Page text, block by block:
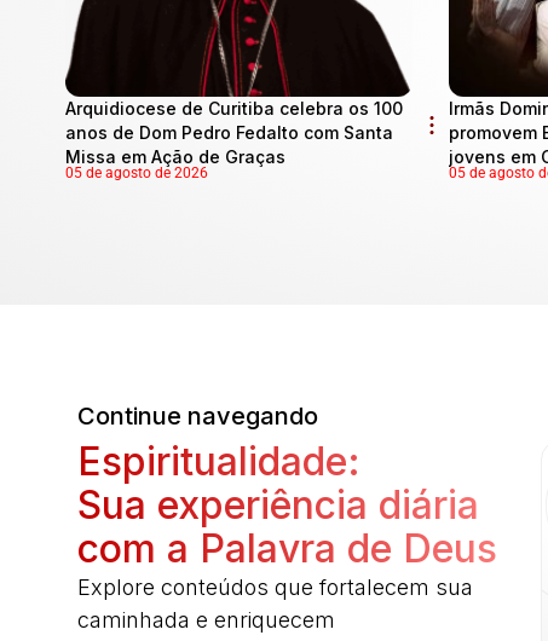
Arquidiocese de Curitiba celebra os 100
anos de Dom Pedro Fedalto com Santa
Missa em Ação de Graças
05 de agosto de 2026
Irmãs
promovem
jovens em
05 de agosto
Continue navegando
Espiritualidade:
Sua experiência diária
com a Palavra de Deus
Explore conteúdos que fortalecem sua
caminhada e enriquecem